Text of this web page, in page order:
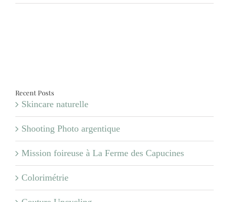
Recent Posts
Skincare naturelle
Shooting Photo argentique
Mission foireuse à La Ferme des Capucines
Colorimétrie